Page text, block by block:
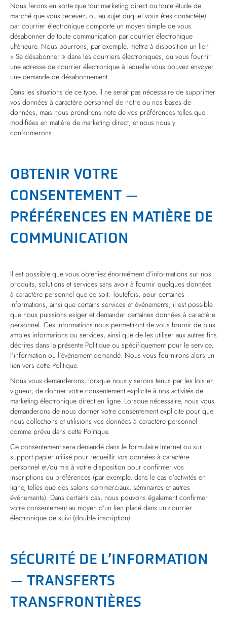
Nous ferons en sorte que tout marketing direct ou toute étude de
marché que vous recevez, ou au sujet duquel vous êtes contacté(e)
par courrier électronique comporte un moyen simple de vous
désabonner de toute communication par courrier électronique
ultérieure. Nous pourrons, par exemple, mettre à disposition un lien
« Se désabonner » dans les courriers électroniques, ou vous fournir
une adresse de courrier électronique à laquelle vous pouvez envoyer
une demande de désabonnement.
Dans les situations de ce type, il ne serait pas nécessaire de supprimer
vos données à caractère personnel de notre ou nos bases de
données, mais nous prendrons note de vos préférences telles que
modifiées en matière de marketing direct, et nous nous y
conformerons.
OBTENIR VOTRE
CONSENTEMENT —
PRÉFÉRENCES EN MATIÈRE DE
COMMUNICATION
Il est possible que vous obteniez énormément d’informations sur nos
produits, solutions et services sans avoir à fournir quelques données
à caractère personnel que ce soit. Toutefois, pour certaines
informations, ainsi que certains services et événements, il est possible
que nous puissions exiger et demander certaines données à caractère
personnel. Ces informations nous permettront de vous fournir de plus
amples informations ou services, ainsi que de les utiliser aux autres fins
décrites dans la présente Politique ou spécifiquement pour le service,
l’information ou l’événement demandé. Nous vous fournirons alors un
lien vers cette Politique.
Nous vous demanderons, lorsque nous y serons tenus par les lois en
vigueur, de donner votre consentement explicite à nos activités de
marketing électronique direct en ligne. Lorsque nécessaire, nous vous
demanderons de nous donner votre consentement explicite pour que
nous collections et utilisions vos données à caractère personnel
comme prévu dans cette Politique.
Ce consentement sera demandé dans le formulaire Internet ou sur
support papier utilisé pour recueillir vos données à caractère
personnel et/ou mis à votre disposition pour confirmer vos
inscriptions ou préférences (par exemple, dans le cas d’activités en
ligne, telles que des salons commerciaux, séminaires et autres
événements). Dans certains cas, nous pouvons également confirmer
votre consentement au moyen d’un lien placé dans un courrier
électronique de suivi (double inscription).
SÉCURITÉ DE L’INFORMATION
— TRANSFERTS
TRANSFRONTIÈRES